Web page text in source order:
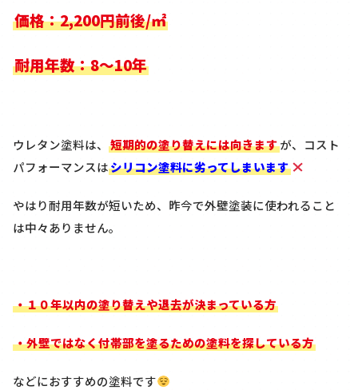
価格：2,200円前後/㎡
耐用年数：8～10年
ウレタン塗料は、 短期的の塗り替えには向きますが、コスト
パフォーマンスはシリコン塗料に劣ってしまいます
やはり耐用年数が短いため、昨今で外壁塗装に使われること
は中々ありません。
・１０年以内の塗り替えや退去が決まっている方
・外壁ではなく付帯部を塗るための塗料を探している方
などにおすすめの塗料です